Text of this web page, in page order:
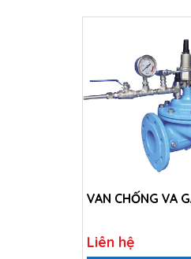
VAN CHỐNG VA
Liên hệ